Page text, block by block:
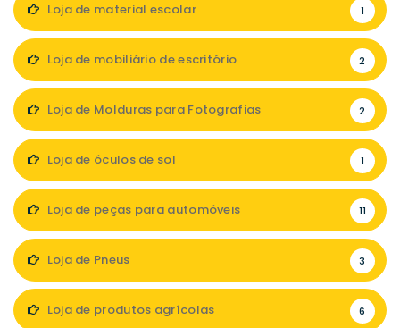
Loja de material escolar 1
Loja de mobiliário de escritório 2
Loja de Molduras para Fotografias 2
Loja de óculos de sol 1
Loja de peças para automóveis 11
Loja de Pneus 3
Loja de produtos agrícolas 6